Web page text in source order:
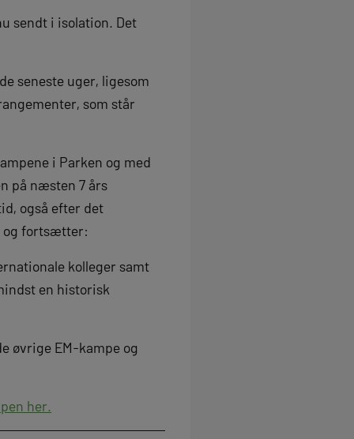
sendt i isolation. Det
seneste uger, ligesom
som står
i Parken og med
på næsten 7 års
også efter det
og fortsætter:
kolleger samt
en historisk
øvrige EM-kampe og
her.